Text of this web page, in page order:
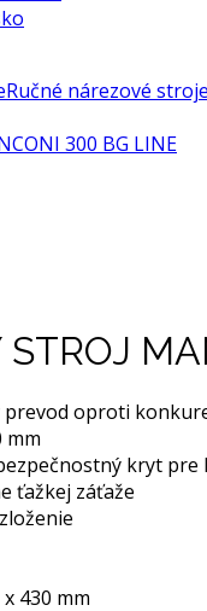
Ručné nárezové stroje
300 BG LINE
STROJ
prevod oproti
mm
kryt pre
ťažkej záťaže
430 mm